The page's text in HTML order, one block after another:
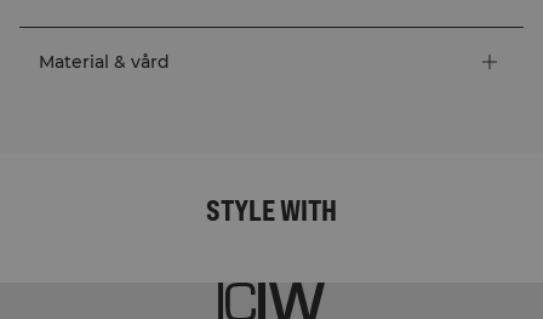
Material & vård
STYLE WITH